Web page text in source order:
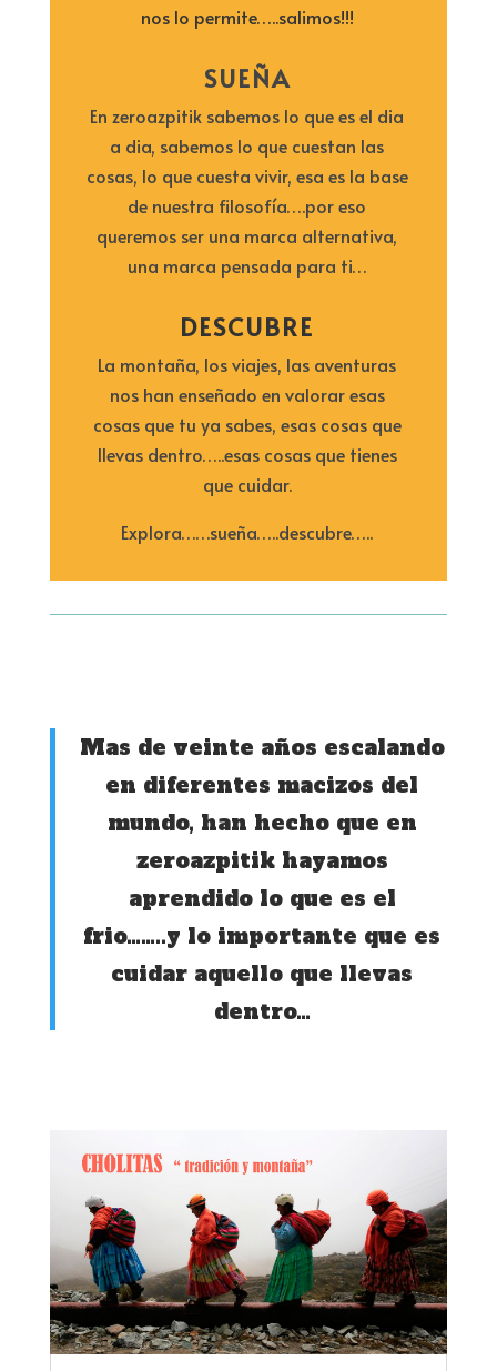
nos lo permite…..salimos!!!
SUEÑA
En zeroazpitik sabemos lo que es el dia
a dia, sabemos lo que cuestan las
cosas, lo que cuesta vivir, esa es la base
de nuestra filosofía….por eso
queremos ser una marca alternativa,
una marca pensada para ti…
DESCUBRE
La montaña, los viajes, las aventuras
nos han enseñado en valorar esas
cosas que tu ya sabes, esas cosas que
llevas dentro…..esas cosas que tienes
que cuidar.
Explora……sueña…..descubre…..
Mas de veinte años escalando
en diferentes macizos del
mundo, han hecho que en
zeroazpitik hayamos
aprendido lo que es el
frio……..y lo importante que es
cuidar aquello que llevas
dentro…